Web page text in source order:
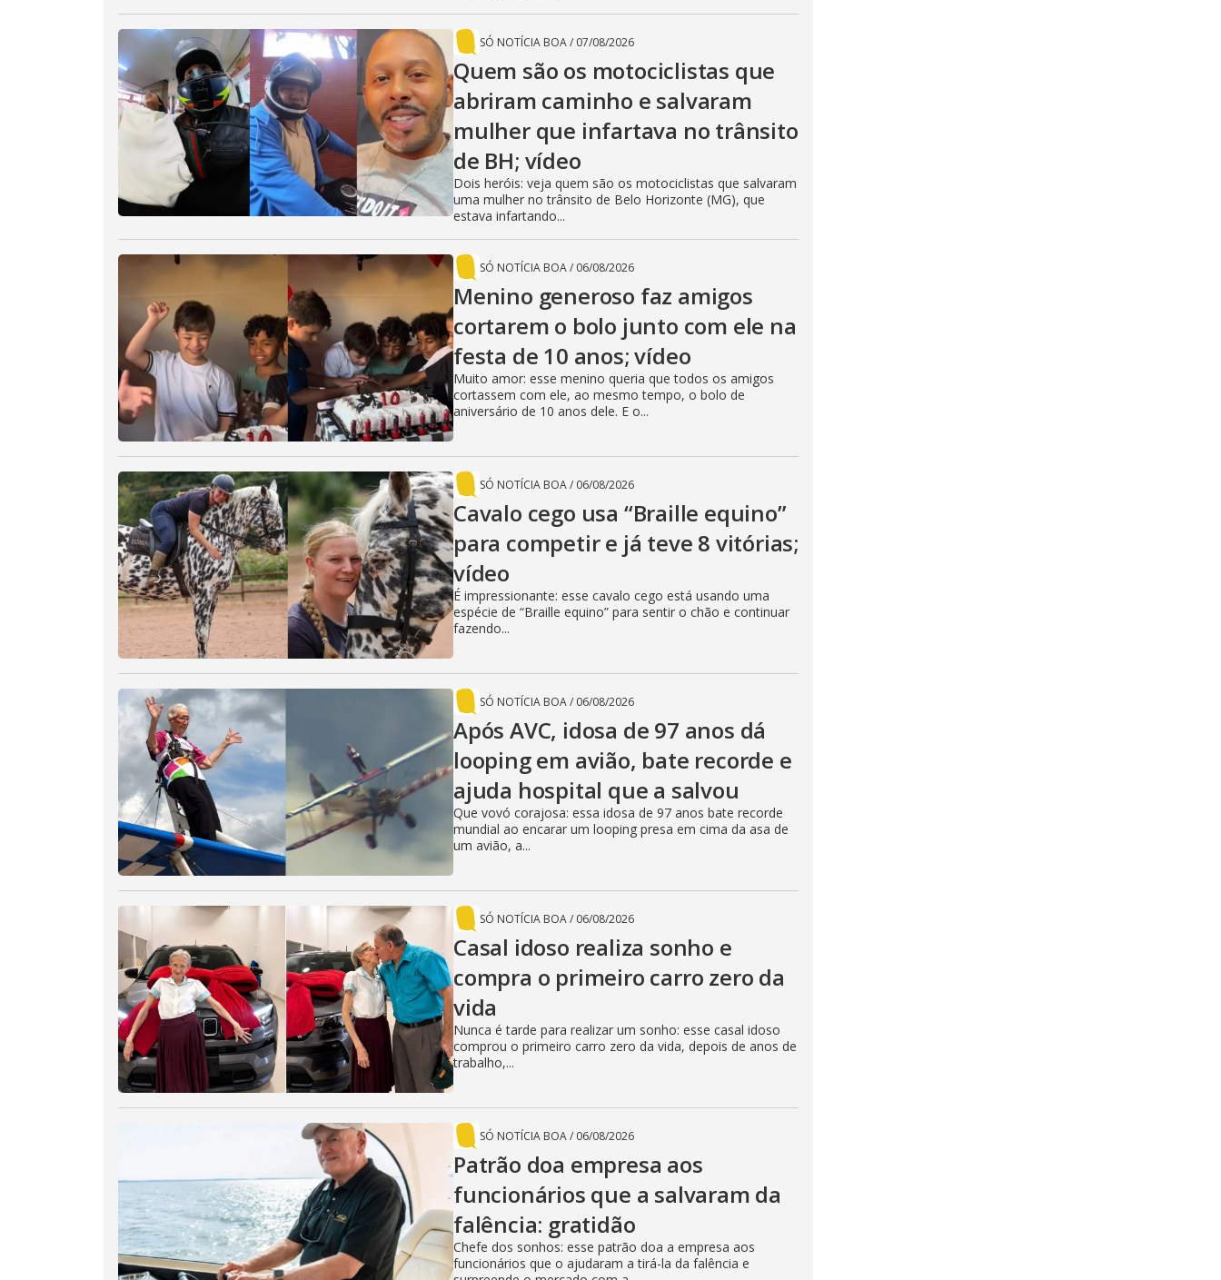
SÓ NOTÍCIA BOA/ 07/08/2026
Quem são os motociclistas que
abriram caminho e salvaram
mulher que infartava no trânsito
de BH; vídeo
Dois heróis: veja quem são os motociclistas que salvaram
uma mulher no trânsito de Belo Horizonte (MG), que
estava infartando...
SÓ NOTÍCIA BOA/ 06/08/2026
Menino generoso faz amigos
cortarem o bolo junto com ele na
festa de 10 anos; vídeo
Muito amor: esse menino queria que todos os amigos
cortassem com ele, ao mesmo tempo, o bolo de
aniversário de 10 anos dele. E o...
SÓ NOTÍCIA BOA/ 06/08/2026
Cavalo cego usa “Braille equino”
para competir e já teve 8 vitórias;
vídeo
É impressionante: esse cavalo cego está usando uma
espécie de “Braille equino” para sentir o chão e continuar
fazendo...
SÓ NOTÍCIA BOA/ 06/08/2026
Após AVC, idosa de 97 anos dá
looping em avião, bate recorde e
ajuda hospital que a salvou
Que vovó corajosa: essa idosa de 97 anos bate recorde
mundial ao encarar um looping presa em cima da asa de
um avião, a...
SÓ NOTÍCIA BOA/ 06/08/2026
Casal idoso realiza sonho e
compra o primeiro carro zero da
vida
Nunca é tarde para realizar um sonho: esse casal idoso
comprou o primeiro carro zero da vida, depois de anos de
trabalho,...
SÓ NOTÍCIA BOA/ 06/08/2026
Patrão doa empresa aos
funcionários que a salvaram da
falência: gratidão
Chefe dos sonhos: esse patrão doa a empresa aos
funcionários que o ajudaram a tirá-la da falência e